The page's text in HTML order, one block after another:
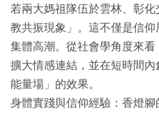
若兩大媽祖隊伍於雲林、彰
教共振現象」。這不僅是信
集體高潮。從社會學角度來看
擴大情感連結，並在短時間
能量場」的效果。
身體實踐與信仰經驗：香燈腳